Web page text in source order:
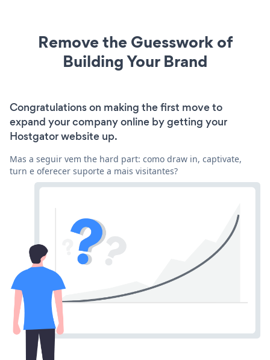
Remove the Guesswork of
Building Your Brand
Congratulations on making the first move to
expand your company online by getting your
Hostgator website up.
Mas a seguir vem the hard part: como draw in, captivate,
turn e oferecer suporte a mais visitantes?